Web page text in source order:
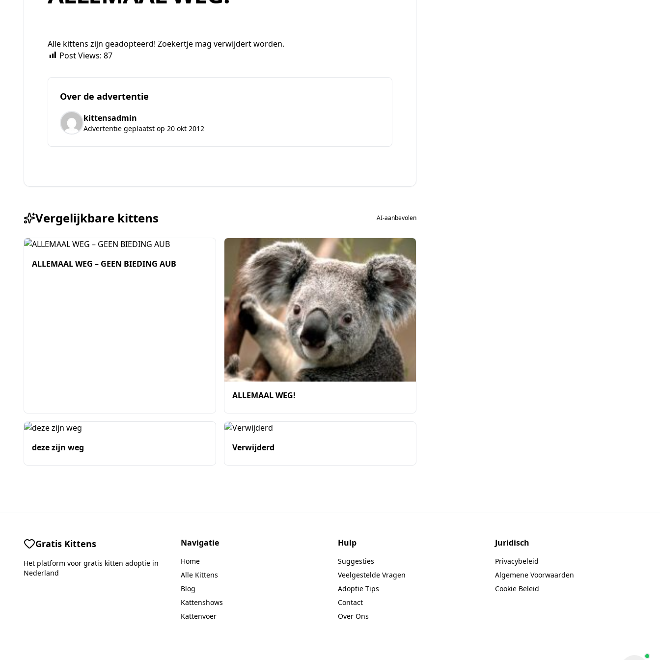
Alle kittens zijn geadopteerd! Zoekertje mag verwijdert worden.
Post Views: 87
Over de advertentie
kittensadmin
Advertentie geplaatst op 20 okt 2012
Vergelijkbare kittens AI-aanbevolen
ALLEMAAL WEG – GEEN BIEDING AUB
ALLEMAAL WEG!
deze zijn weg Verwijderd
Gratis Kittens
Het platform voor gratis kitten adoptie in
Nederland
Navigatie
Home
Alle Kittens
Blog
Kattenshows
Kattenvoer
Hulp
Suggesties
Veelgestelde Vragen
Adoptie Tips
Contact
Over Ons
Juridisch
Privacybeleid
Algemene Voorwaarden
Cookie Beleid